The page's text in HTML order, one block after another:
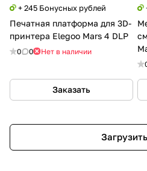
+ 245 Бонусных рублей
Печатная платформа для 3D-
принтера Elegoo Mars 4 DLP
0 0 Нет в наличии
Заказать